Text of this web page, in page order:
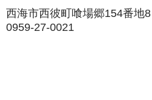
西海市西彼町喰場郷154番地8
0959-27-0021